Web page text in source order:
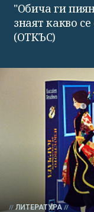
"Обича ги
знаят какво
(ОТКЪС)
ЛИТЕРАТУРА